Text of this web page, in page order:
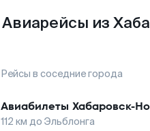
Авиарейсы из
Рейсы в соседние города
Авиабилеты Хабаровск-
112 км до Эльблонга